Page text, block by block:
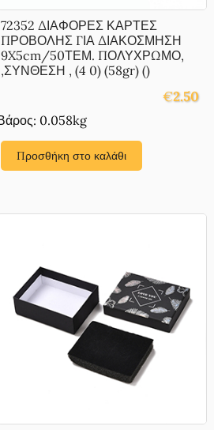
72352 ΔΙΑΦΟΡΕΣ ΚΑΡΤΕΣ
ΠΡΟΒΟΛΗΣ ΓΙΑ ΔΙΑΚΟΣΜΗΣΗ
9X5cm/50ΤΕΜ. ΠΟΛΥΧΡΩΜΟ,
,ΣΥΝΘΕΣΗ , (4 0) (58gr) ()
€2.50
0.058kg
Προσθήκη στο καλάθι